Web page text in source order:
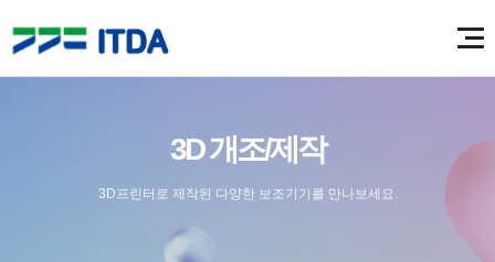
3D 개조/제작
3D프린터로 제작된 다양한 보조기기를 만나보세요.